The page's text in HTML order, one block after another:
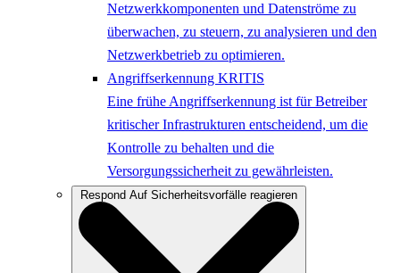
Netzwerkkomponenten und Datenströme zu
überwachen, zu steuern, zu analysieren und den
Netzwerkbetrieb zu optimieren.
Angriffserkennung KRITIS
Eine frühe Angriffserkennung ist für Betreiber
kritischer Infrastrukturen entscheidend, um die
Kontrolle zu behalten und die
Versorgungssicherheit zu gewährleisten.
Respond Auf Sicherheitsvorfälle reagieren